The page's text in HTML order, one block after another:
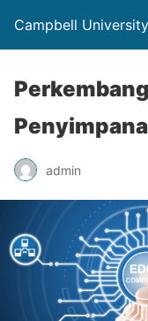
Campbell University
admin